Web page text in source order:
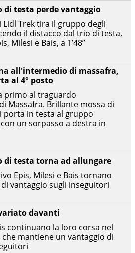
davanti
continuano la loro corsa nel
mantiene un vantaggio di
di testa torna ad allungare
Epis, Milesi e Bais tornano
vantaggio sugli inseguitori
all'intermedio di massafra,
al 4° posto
primo al traguardo
Massafra. Brillante mossa di
porta in testa al gruppo
un sorpasso a destra in
di testa perde vantaggio
Lidl Trek tira il gruppo degli
il distacco dal trio di testa,
Milesi e Bais, a 1’48”